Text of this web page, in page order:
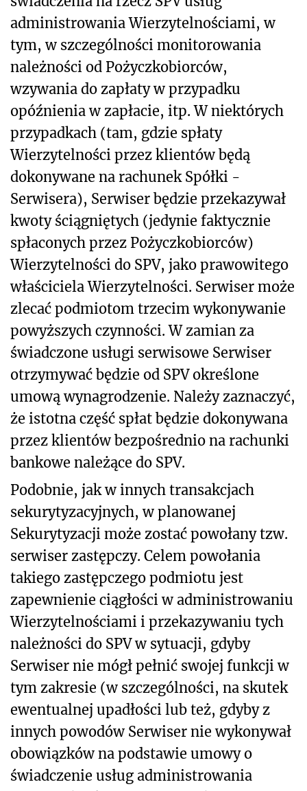
administrowania Wierzytelnościami, w
tym, w szczególności monitorowania
należności od Pożyczkobiorców,
wzywania do zapłaty w przypadku
opóźnienia w zapłacie, itp. W niektórych
przypadkach (tam, gdzie spłaty
Wierzytelności przez klientów będą
dokonywane na rachunek Spółki -
Serwisera), Serwiser będzie przekazywał
kwoty ściągniętych (jedynie faktycznie
spłaconych przez Pożyczkobiorców)
Wierzytelności do SPV, jako prawowitego
właściciela Wierzytelności. Serwiser może
zlecać podmiotom trzecim wykonywanie
powyższych czynności. W zamian za
świadczone usługi serwisowe Serwiser
otrzymywać będzie od SPV określone
umową wynagrodzenie. Należy zaznaczyć,
że istotna część spłat będzie dokonywana
przez klientów bezpośrednio na rachunki
bankowe należące do SPV.
Podobnie, jak w innych transakcjach
sekurytyzacyjnych, w planowanej
Sekurytyzacji może zostać powołany tzw.
serwiser zastępczy. Celem powołania
takiego zastępczego podmiotu jest
zapewnienie ciągłości w administrowaniu
Wierzytelnościami i przekazywaniu tych
należności do SPV w sytuacji, gdyby
Serwiser nie mógł pełnić swojej funkcji w
tym zakresie (w szczególności, na skutek
ewentualnej upadłości lub też, gdyby z
innych powodów Serwiser nie wykonywał
obowiązków na podstawie umowy o
świadczenie usług administrowania